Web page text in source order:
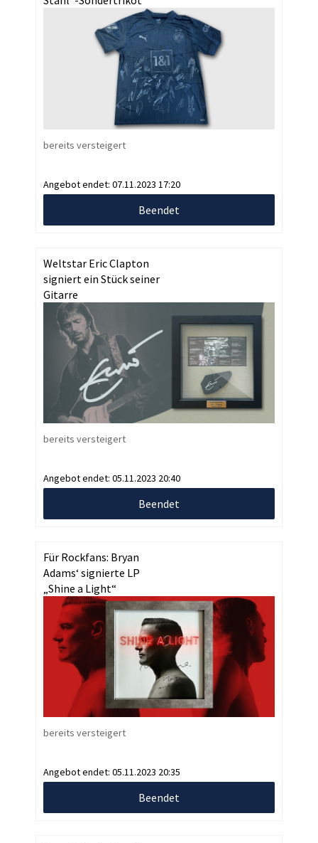
bereits versteigert
Angebot endet: 07.11.2023 17:20
Beendet
Weltstar Eric Clapton
signiert ein Stück seiner
Gitarre
bereits versteigert
Angebot endet: 05.11.2023 20:40
Beendet
Für Rockfans: Bryan
Adams‘ signierte LP
„Shine a Light“
bereits versteigert
Angebot endet: 05.11.2023 20:35
Beendet